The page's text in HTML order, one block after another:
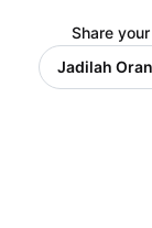
Share
Jadilah